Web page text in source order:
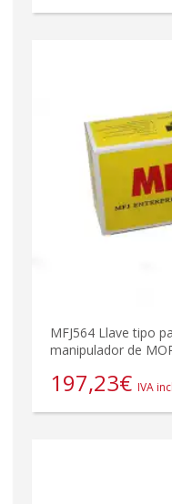
MFJ564 Llave tipo
manipulador de
197,23€ IVA